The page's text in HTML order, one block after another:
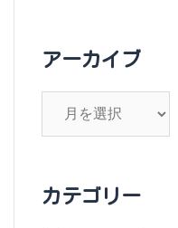
アーカイブ
ブ
カテゴリー